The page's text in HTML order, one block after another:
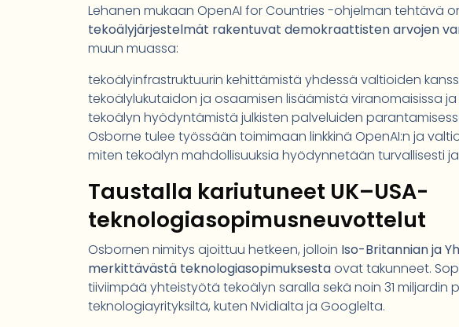
Lehanen mukaan OpenAI for Countries -ohjelman tehtävä
tekoälyjärjestelmät rakentuvat demokraattisten arvojen
muun muassa:
tekoälyinfrastruktuurin kehittämistä yhdessä valtioiden
tekoälylukutaidon ja osaamisen lisäämistä viranomaisissa
tekoälyn hyödyntämistä julkisten palveluiden
Osborne tulee työssään toimimaan linkkinä OpenAI:n ja
miten tekoälyn mahdollisuuksia hyödynnetään turvallisesti
Taustalla kariutuneet UK–USA-
teknologiasopimusneuvottelut
Osbornen nimitys ajoittuu hetkeen, jolloin Iso-Britannian ja
merkittävästä teknologiasopimuksestaovat takunneet.
tiiviimpää yhteistyötä tekoälyn saralla sekä noin 31 miljardin
teknologiayrityksiltä, kuten Nvidialta ja Googlelta.